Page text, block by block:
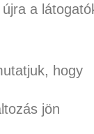
a
hogy
jön